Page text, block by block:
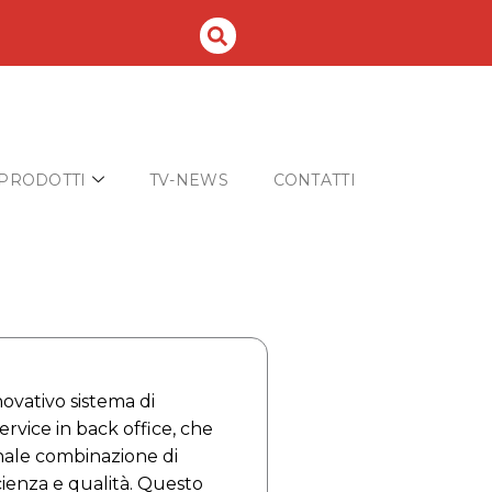
PRODOTTI TV-NEWS CONTATTI
sistema di
in back office, che
combinazione di
e qualità. Questo